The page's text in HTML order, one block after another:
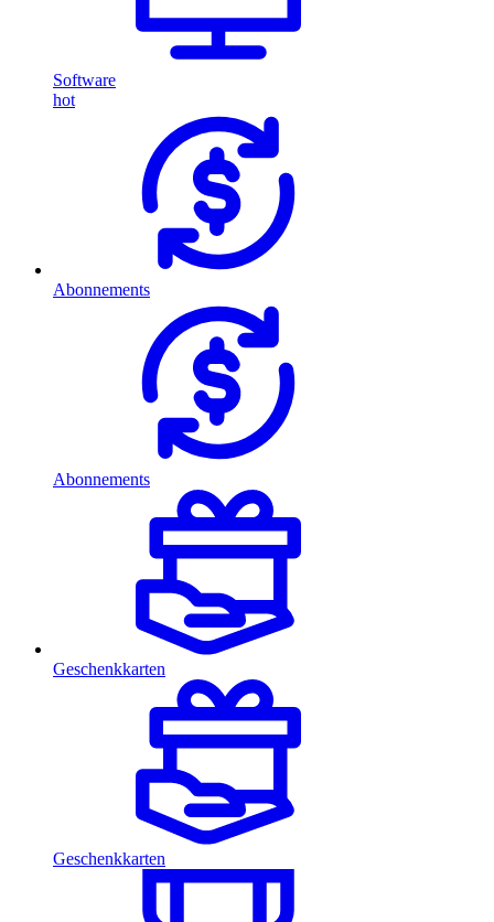
Software
hot
Abonnements
Abonnements
Geschenkkarten
Geschenkkarten